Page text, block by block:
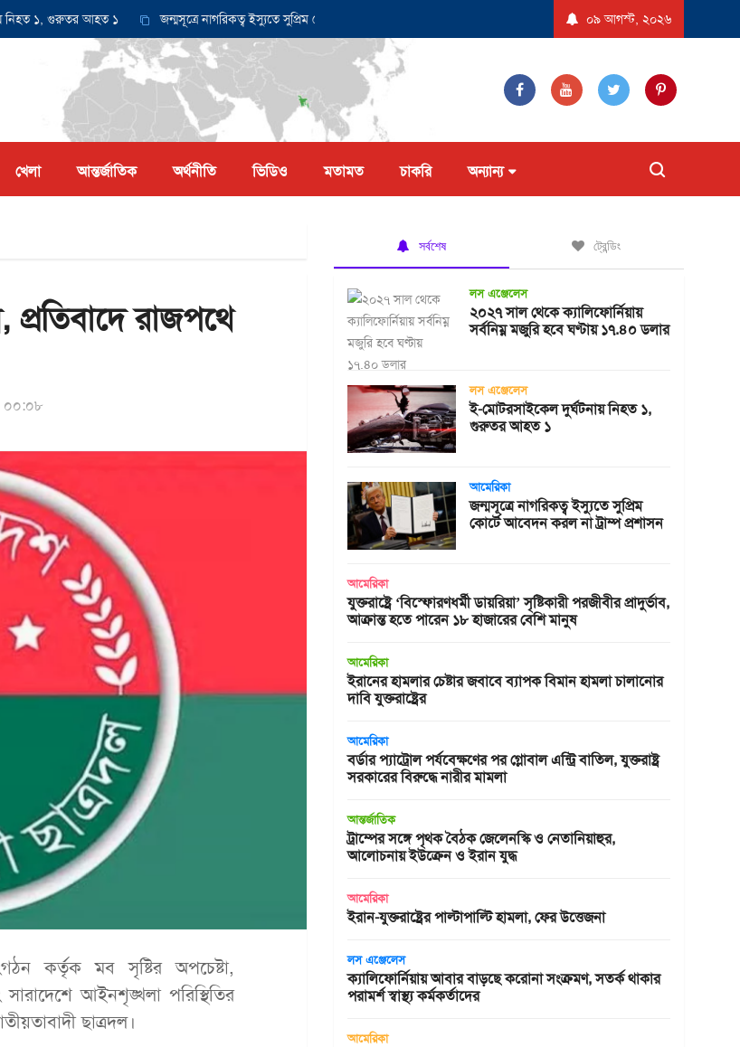
১, গুরুতর আহত ১ জন্মসূত্রে নাগরিকত্ব ইস্যুতে সুপ্রিম কোর্টে আবেদন করল না ট্রাম্প প্রশাসন যুক্তরাষ্ট্রে ‘বিস্ফোরণধর্মী ডায়রিয়া’ সৃষ্টিকারী
০৯ আগস্ট, ২০২৬
খেলা আন্তর্জাতিক অর্থনীতি ভিডিও মতামত চাকরি অন্যান্য
রাজপথে
০০:০৮
কর্তৃক মব সৃষ্টির অপচেষ্টা,
সারাদেশে আইনশৃঙ্খলা পরিস্থিতির
ছাত্রদল।
সর্বশেষ ট্রেন্ডিং
লস এঞ্জেলেস
২০২৭ সাল থেকে ক্যালিফোর্নিয়ায়
সর্বনিম্ন মজুরি হবে ঘণ্টায় ১৭.৪০ ডলার
লস এঞ্জেলেস
ই-মোটরসাইকেল দুর্ঘটনায় নিহত ১,
গুরুতর আহত ১
আমেরিকা
জন্মসূত্রে নাগরিকত্ব ইস্যুতে সুপ্রিম
কোর্টে আবেদন করল না ট্রাম্প প্রশাসন
আমেরিকা
যুক্তরাষ্ট্রে ‘বিস্ফোরণধর্মী ডায়রিয়া’ সৃষ্টিকারী পরজীবীর প্রাদুর্ভাব,
আক্রান্ত হতে পারেন ১৮ হাজারের বেশি মানুষ
আমেরিকা
ইরানের হামলার চেষ্টার জবাবে ব্যাপক বিমান হামলা চালানোর
দাবি যুক্তরাষ্ট্রের
আমেরিকা
বর্ডার প্যাট্রোল পর্যবেক্ষণের পর গ্লোবাল এন্ট্রি বাতিল, যুক্তরাষ্ট্র
সরকারের বিরুদ্ধে নারীর মামলা
আন্তর্জাতিক
ট্রাম্পের সঙ্গে পৃথক বৈঠক জেলেনস্কি ও নেতানিয়াহুর,
আলোচনায় ইউক্রেন ও ইরান যুদ্ধ
আমেরিকা
ইরান-যুক্তরাষ্ট্রের পাল্টাপাল্টি হামলা, ফের উত্তেজনা
লস এঞ্জেলেস
ক্যালিফোর্নিয়ায় আবার বাড়ছে করোনা সংক্রমণ, সতর্ক থাকার
পরামর্শ স্বাস্থ্য কর্মকর্তাদের
আমেরিকা